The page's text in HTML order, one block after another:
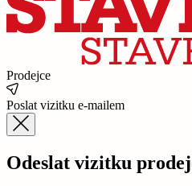
Prodejce
Poslat vizitku e-mailem
Odeslat vizitku